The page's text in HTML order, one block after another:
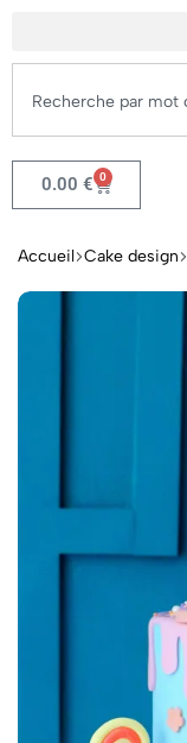
0.00 € 0
Accueil Cake design